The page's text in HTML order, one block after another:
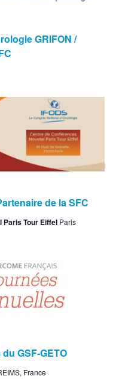
GRIFON /
de la SFC
Paris Tour Eiffel Paris
GSF-GETO
France